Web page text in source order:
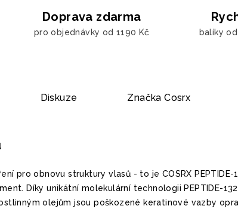
Doprava zdarma
pro objednávky od 1190 Kč balíky
Diskuze Značka Cosrx
pro obnovu struktury vlasů - to je COSRX PEPTIDE-
Díky unikátní molekulární technologii PEPTIDE-
olejům jsou poškozené keratinové vazby